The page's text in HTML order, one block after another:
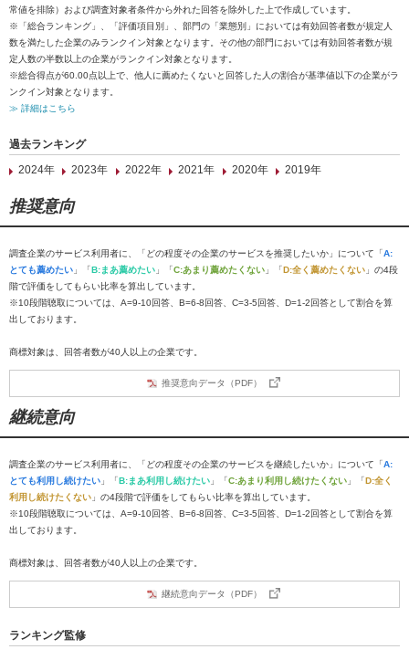
常値を排除）および調査対象者条件から外れた回答を除外した上で作成しています。
※「総合ランキング」、「評価項目別」、部門の「業態別」においては有効回答者数が規定人
数を満たした企業のみランクイン対象となります。その他の部門においては有効回答者数が規
定人数の半数以上の企業がランクイン対象となります。
※総合得点が60.00点以上で、他人に薦めたくないと回答した人の割合が基準値以下の企業がラ
ンクイン対象となります。
≫ 詳細はこちら
過去ランキング
2024年
2023年 2022年 2021年 2020年 2019年
推奨意向
調査企業のサービス利用者に、「どの程度その企業のサービスを推奨したいか」について「A:
とても薦めたい 」「B:まあ薦めたい 」「C:あまり薦めたくない 」「D:全く薦めたくない 」の4段
階で評価をしてもらい比率を算出しています。
※10段階聴取については、A=9-10回答、B=6-8回答、C=3-5回答、D=1-2回答として割合を算
出しております。
商標対象は、回答者数が40人以上の企業です。
推奨意向データ（PDF）
継続意向
調査企業のサービス利用者に、「どの程度その企業のサービスを継続したいか」について「A:
とても利用し続けたい 」「B:まあ利用し続けたい 」「C:あまり利用し続けたくない 」「D:全く
利用し続けたくない 」の4段階で評価をしてもらい比率を算出しています。
※10段階聴取については、A=9-10回答、B=6-8回答、C=3-5回答、D=1-2回答として割合を算
出しております。
商標対象は、回答者数が40人以上の企業です。
継続意向データ（PDF）
ランキング監修